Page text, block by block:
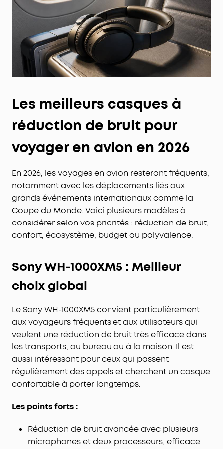
Les meilleurs casques à
réduction de bruit pour
voyager en avion en 2026
En 2026, les voyages en avion resteront fréquents,
notamment avec les déplacements liés aux
grands événements internationaux comme la
Coupe du Monde. Voici plusieurs modèles à
considérer selon vos priorités : réduction de bruit,
confort, écosystème, budget ou polyvalence.
Sony WH-1000XM5 : Meilleur
choix global
Le Sony WH-1000XM5 convient particulièrement
aux voyageurs fréquents et aux utilisateurs qui
veulent une réduction de bruit très efficace dans
les transports, au bureau ou à la maison. Il est
aussi intéressant pour ceux qui passent
régulièrement des appels et cherchent un casque
confortable à porter longtemps.
Les points forts :
Réduction de bruit avancée avec plusieurs
microphones et deux processeurs, efficace